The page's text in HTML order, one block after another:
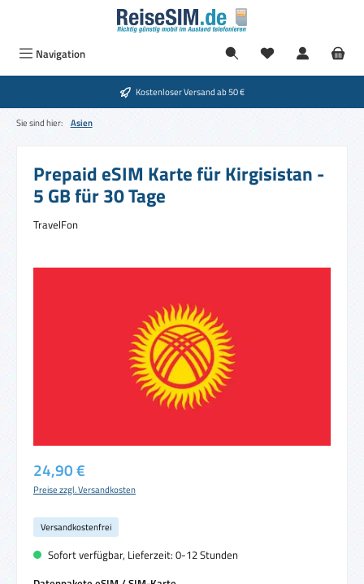
Zum Hauptinhalt springen
Navigation Du hast 0
Kostenloser Versand ab 50 €
Sie sind hier: Asien
Prepaid eSIM Karte für Kirgisistan -
5 GB für 30 Tage
TravelFon
Bildergalerie überspringen
Regulärer Preis:
24,90 €
Preise zzgl. Versandkosten
Versandkostenfrei
Sofort verfügbar, Lieferzeit: 0-12 Stunden